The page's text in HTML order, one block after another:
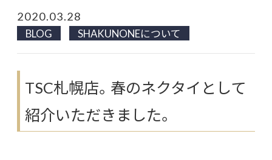
2020.03.28
BLOG SHAKUNONEについて
TSC札幌店。春のネクタイとして
紹介いただきました。